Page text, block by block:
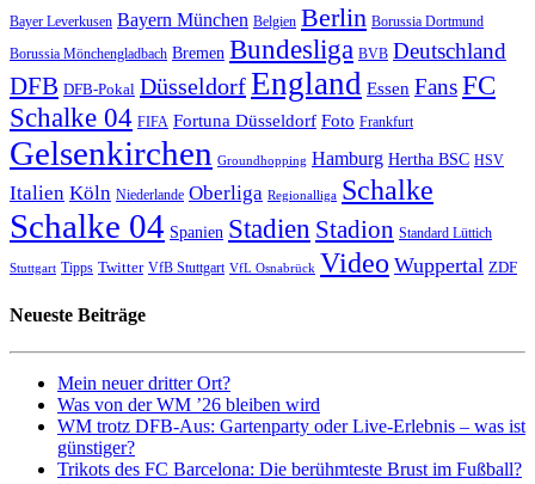
Bayer Leverkusen Bayern München Belgien Berlin Borussia Dortmund
Borussia Mönchengladbach Bremen Bundesliga BVB Deutschland
DFB DFB-Pokal DüsseldorfEngland Essen FansFC
Schalke 04 FIFA Fortuna Düsseldorf Foto Frankfurt
Gelsenkirchen Groundhopping Hamburg Hertha BSC HSV
Italien Köln Niederlande Oberliga Regionalliga Schalke
Schalke 04 Spanien Stadien Stadion Standard Lüttich
Stuttgart Tipps Twitter VfB Stuttgart VfL Osnabrück Video Wuppertal ZDF
Neueste Beiträge
Mein neuer dritter Ort?
Was von der WM ’26 bleiben wird
WM trotz DFB-Aus: Gartenparty oder Live-Erlebnis – was ist
günstiger?
Trikots des FC Barcelona: Die berühmteste Brust im Fußball?